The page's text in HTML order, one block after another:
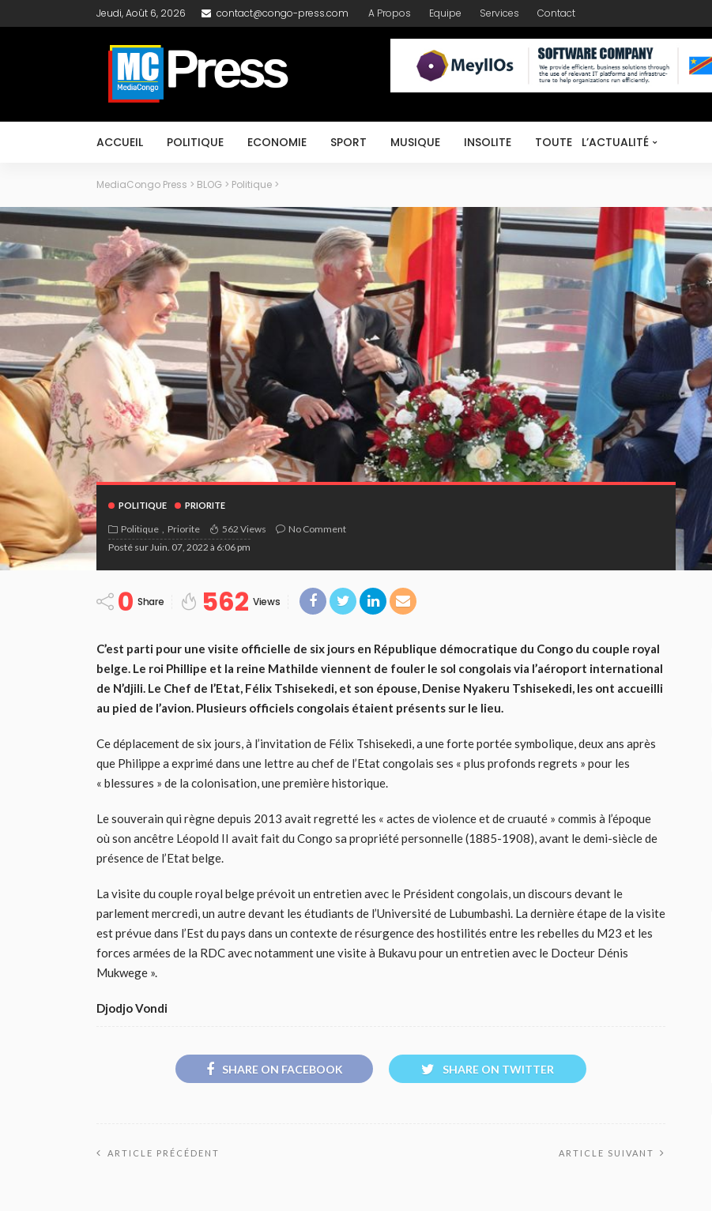
Jeudi, Août 6, 2026 contact@congo-press.com A Propos Equipe Services Contact
ACCUEIL POLITIQUE ECONOMIE SPORT MUSIQUE INSOLITE TOUTE L’ACTUALITÉ
MediaCongo Press > BLOG > Politique >
POLITIQUE PRIORITE
Politique Priorite 562 Views
No Comment
Posté surJuin. 07, 2022 à 6:06 pm
0 Share 562 Views
C’est parti pour une visite officielle de six jours en République démocratique du Congo du couple royal
belge. Le roi Phillipe et la reine Mathilde viennent de fouler le sol congolais via l’aéroport international
de N’djili. Le Chef de l’Etat, Félix Tshisekedi, et son épouse, Denise Nyakeru Tshisekedi, les ont accueilli
au pied de l’avion. Plusieurs officiels congolais étaient présents sur le lieu.
Ce déplacement de six jours, à l’invitation de Félix Tshisekedi, a une forte portée symbolique, deux ans après
que Philippe a exprimé dans une lettre au chef de l’Etat congolais ses « plus profonds regrets » pour les
« blessures » de la colonisation, une première historique.
Le souverain qui règne depuis 2013 avait regretté les « actes de violence et de cruauté » commis à l’époque
où son ancêtre Léopold II avait fait du Congo sa propriété personnelle (1885-1908), avant le demi-siècle de
présence de l’Etat belge.
La visite du couple royal belge prévoit un entretien avec le Président congolais, un discours devant le
parlement mercredi, un autre devant les étudiants de l’Université de Lubumbashi. La dernière étape de la visite
est prévue dans l’Est du pays dans un contexte de résurgence des hostilités entre les rebelles du M23 et les
forces armées de la RDC avec notamment une visite à Bukavu pour un entretien avec le Docteur Dénis
Mukwege ».
Djodjo Vondi
SHARE ON FACEBOOK SHARE ON TWITTER
ARTICLE PRÉCÉDENT ARTICLE SUIVANT